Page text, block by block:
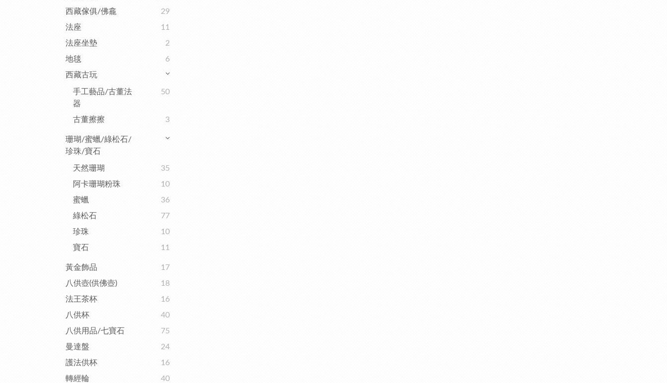
西藏傢俱/佛龕
29
法座
11
法座坐墊
2
地毯
6
西藏古玩
手工藝品/古董法
器
50
古董擦擦 3
珊瑚/蜜蠟/綠松石/
珍珠/寶石
天然珊瑚
35
阿卡珊瑚粉珠
10
蜜蠟
36
綠松石
77
珍珠
10
寶石
11
黃金飾品
17
八供壺(供佛壺)
18
法王茶杯
16
八供杯
40
八供用品/七寶石
75
曼達盤
24
護法供杯
16
轉經輪
40